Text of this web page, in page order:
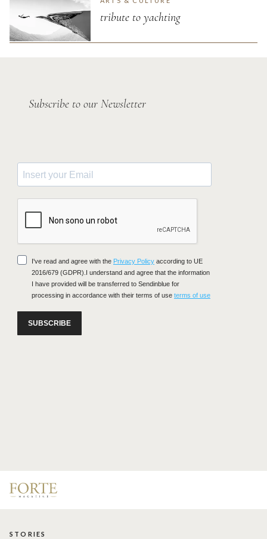
tribute to yachting
Subscribe to our Newsletter
STORIES